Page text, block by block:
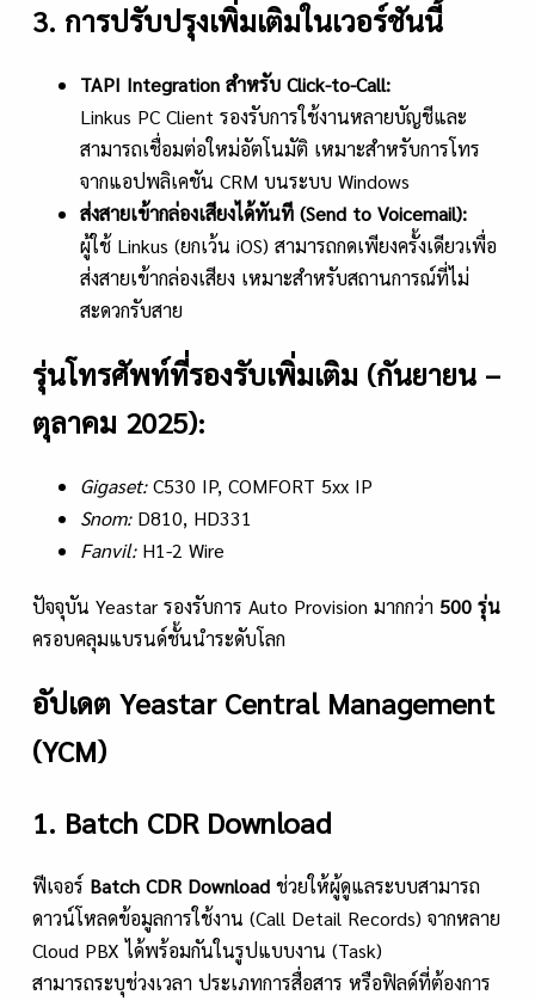
3. การปรับปรุงเพิ่มเติมในเวอร์ชันนี้
TAPI Integration สำหรับ Click-to-Call:
Linkus PC Client รองรับการใช้งานหลายบัญชีและ
สามารถเชื่อมต่อใหม่อัตโนมัติ เหมาะสำหรับการโทร
จากแอปพลิเคชัน CRM บนระบบ Windows
ส่งสายเข้ากล่องเสียงได้ทันที (Send to Voicemail):
ผู้ใช้ Linkus (ยกเว้น iOS) สามารถกดเพียงครั้งเดียวเพื่อ
ส่งสายเข้ากล่องเสียง เหมาะสำหรับสถานการณ์ที่ไม่
สะดวกรับสาย
รุ่นโทรศัพท์ที่รองรับเพิ่มเติม (กันยายน –
ตุลาคม 2025):
Gigaset:C530 IP, COMFORT 5xx IP
Snom:D810, HD331
Fanvil:H1-2 Wire
ปัจจุบัน Yeastar รองรับการ Auto Provision มากกว่า 500 รุ่น
ครอบคลุมแบรนด์ชั้นนำระดับโลก
อัปเดต Yeastar Central Management
(YCM)
1. Batch CDR Download
ฟีเจอร์ Batch CDR Download ช่วยให้ผู้ดูแลระบบสามารถ
ดาวน์โหลดข้อมูลการใช้งาน (Call Detail Records) จากหลาย
Cloud PBX ได้พร้อมกันในรูปแบบงาน (Task)
สามารถระบุช่วงเวลา ประเภทการสื่อสาร หรือฟิลด์ที่ต้องการ